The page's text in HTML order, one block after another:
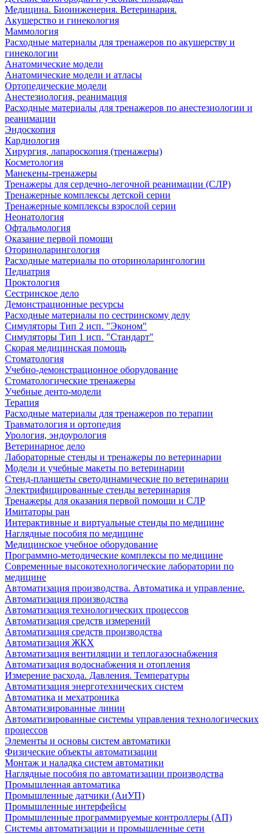
Медицина. Биоинженерия. Ветеринария.
Акушерство и гинекология
Маммология
Расходные материалы для тренажеров по акушерству и
гинекологии
Анатомические модели
Анатомические модели и атласы
Ортопедические модели
Анестезиология, реанимация
Расходные материалы для тренажеров по анестезиологии и
реанимации
Эндоскопия
Кардиология
Хирургия, лапароскопия (тренажеры)
Косметология
Манекены-тренажеры
Тренажеры для сердечно-легочной реанимации (СЛР)
Тренажерные комплексы детской серии
Тренажерные комплексы взрослой серии
Неонатология
Офтальмология
Оказание первой помощи
Оториноларингология
Расходные материалы по оториноларингологии
Педиатрия
Проктология
Сестринское дело
Демонстрационные ресурсы
Расходные материалы по сестринскому делу
Симуляторы Тип 2 исп. "Эконом"
Симуляторы Тип 1 исп. "Стандарт"
Скорая медицинская помощь
Стоматология
Учебно-демонстрационное оборудование
Стоматологические тренажеры
Учебные денто-модели
Терапия
Расходные материалы для тренажеров по терапии
Травматология и ортопедия
Урология, эндоурология
Ветеринарное дело
Лабораторные стенды и тренажеры по ветеринарии
Модели и учебные макеты по ветеринарии
Стенд-планшеты светодинамические по ветеринарии
Электрифицированные стенды ветеринария
Тренажеры для оказания первой помощи и СЛР
Имитаторы ран
Интерактивные и виртуальные стенды по медицине
Наглядные пособия по медицине
Медицинское учебное оборудование
Программно-методические комплексы по медицине
Современные высокотехнологические лаборатории по
медицине
Автоматизация производства. Автоматика и управление.
Автоматизация производства
Автоматизация технологических процессов
Автоматизация средств измерений
Автоматизация средств производства
Автоматизация ЖКХ
Автоматизация вентиляции и теплогазоснабжения
Автоматизация водоснабжения и отопления
Измерение расхода. Давления. Температуры
Автоматизация энерготехнических систем
Автоматика и мехатроника
Автоматизированные линии
Автоматизированные системы управления технологических
процессов
Элементы и основы систем автоматики
Физические объекты автоматизации
Монтаж и наладка систем автоматики
Наглядные пособия по автоматизации производства
Промышленная автоматика
Промышленные датчики (АиУП)
Промышленные интерфейсы
Промышленные программируемые контроллеры (АП)
Системы автоматизации и промышленные сети